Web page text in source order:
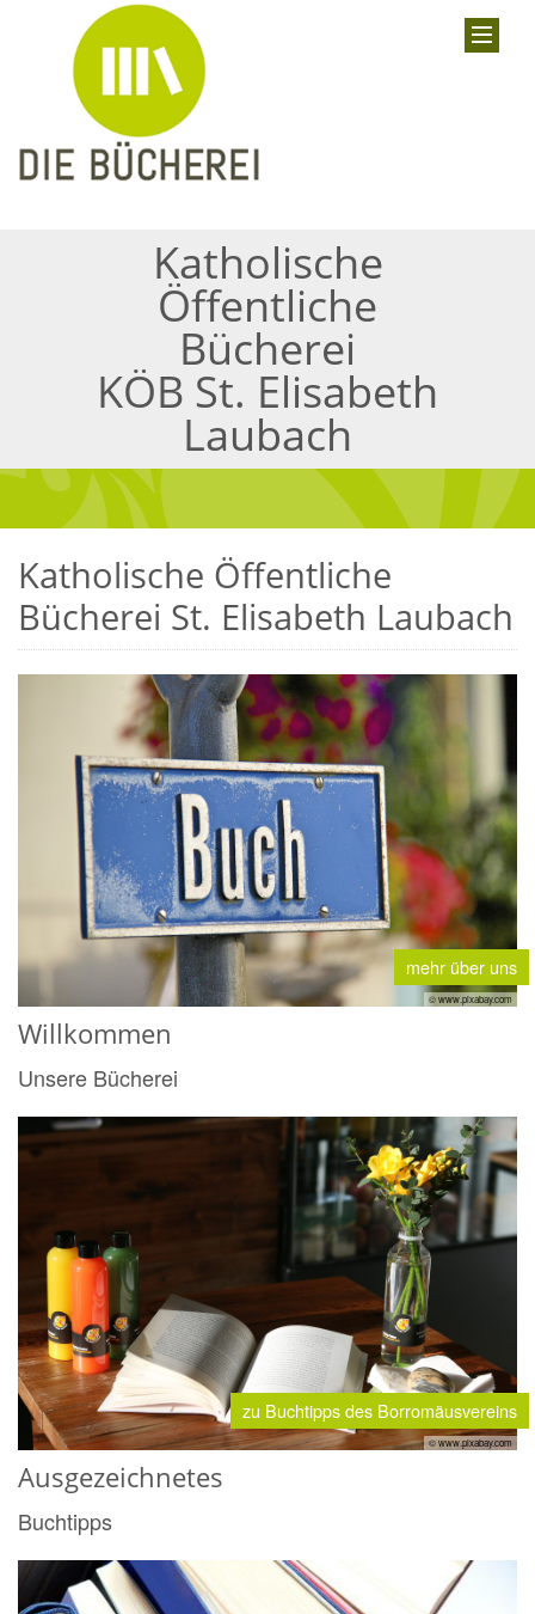
Katholische
Öffentliche
Bücherei
KÖB St. Elisabeth
Laubach
Katholische Öffentliche
Bücherei St. Elisabeth Laubach
mehr über uns
© www.pixabay.com
Willkommen
Unsere Bücherei
zu Buchtipps des Borromäusvereins
© www.pixabay.com
Ausgezeichnetes
Buchtipps